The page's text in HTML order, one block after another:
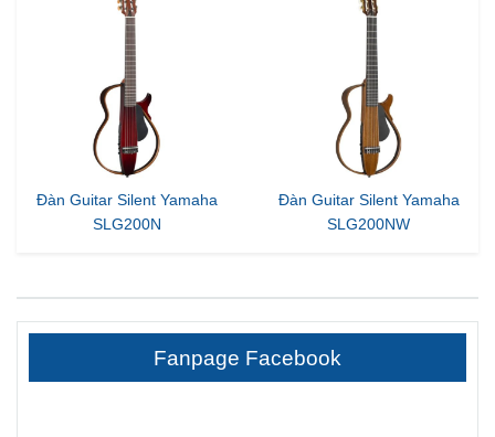
Đàn Guitar Silent Yamaha
SLG200N
Đàn Guitar Silent Yamaha
SLG200NW
Fanpage Facebook